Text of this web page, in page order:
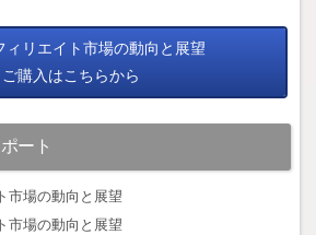
ィリエイト市場の動向と展望
ご購入はこちらから
ート
市場の動向と展望
市場の動向と展望